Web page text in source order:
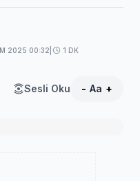
2025 00:32 1 DK
Sesli Oku - Aa +